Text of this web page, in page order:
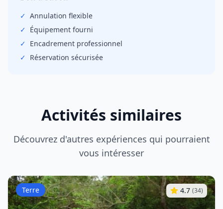
✓ Annulation flexible
✓ Équipement fourni
✓ Encadrement professionnel
✓ Réservation sécurisée
Activités similaires
Découvrez d'autres expériences qui pourraient
vous intéresser
Terre 4.7 (34)